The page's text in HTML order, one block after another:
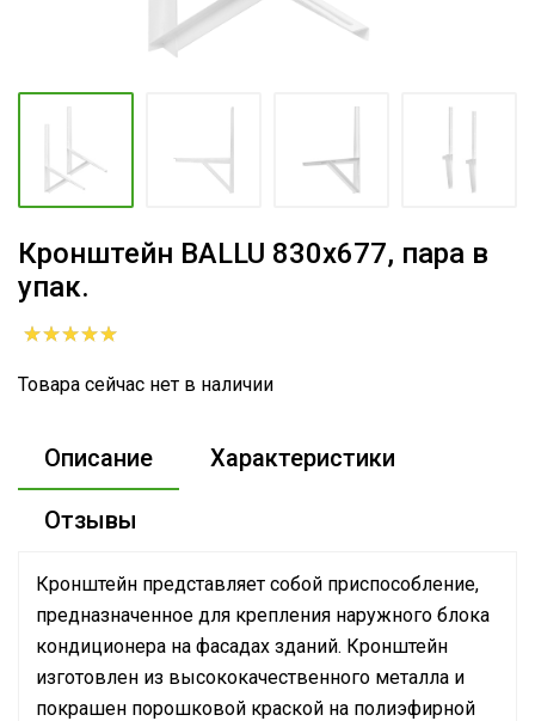
Кронштейн BALLU 830х677, пара в
упак.
Товара сейчас нет в наличии
Описание Характеристики
Отзывы
Кронштейн представляет собой приспособление,
предназначенное для крепления наружного блока
кондиционера на фасадах зданий. Кронштейн
изготовлен из высококачественного металла и
покрашен порошковой краской на полиэфирной